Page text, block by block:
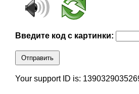
Введите код с картинки:
Отправить
Your support ID is: